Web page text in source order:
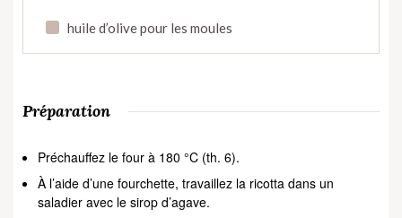
huile d’olive pour les moules
Préparation
Préchauffez le four à 180 °C (th. 6).
À l’aide d’une fourchette, travaillez la ricotta dans un
saladier avec le sirop d’agave.